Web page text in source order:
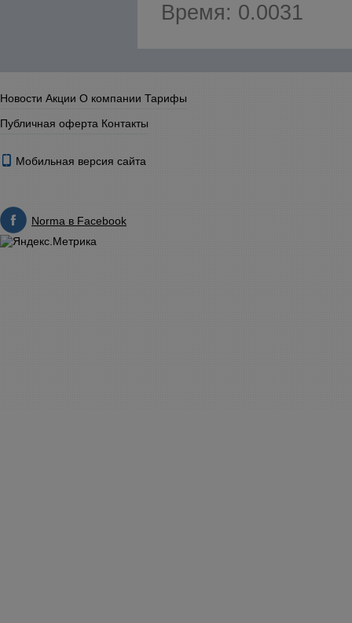
Время: 0.0031
Новости Акции О компании Тарифы
Публичная оферта Контакты
Мобильная версия сайта
Norma в Facebook